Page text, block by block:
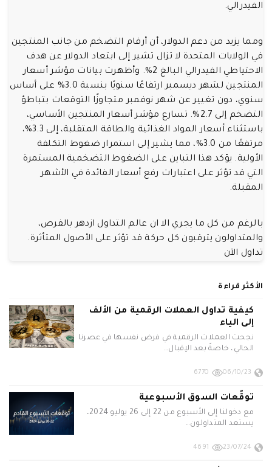
الفيدرالي.
ومما يزيد من دعم الدولار، أن أرقام التضخم من جانب المنتجين
في الولايات المتحدة لا تزال تشير إلى ابتعاد الدولار عن هدف
الاحتياطي الفيدرالي البالغ 2%. وأظهرت بيانات مؤشر أسعار
المنتجين لشهر ديسمبر ارتفاعًا سنويًا بنسبة 3.0% على أساس
سنوي، دون تغيير عن شهر نوفمبر متجاوزًا التوقعات بتباطؤ
التضخم إلى 2.7%. تسارع مؤشر أسعار المنتجين الأساسي،
باستثناء أسعار المواد الغذائية والطاقة المتقلبة، إلى 3.3%،
مرتفعًا من 3.0%، مما يشير إلى استمرار ضغوط التكلفة
الأولية. يؤكد هذا التباين على الضغوط التضخمية المستمرة
التي قد تؤثر على اعتبارات رفع أسعار الفائدة في الأشهر
المقبلة.
بالرغم من كل ما يجري الا ان عالم التداول ازدهر بالفرص،
والمتداولون يترقبون كل حركة قد تؤثر على الأصول المتأثرة.
تداول الآن
الأكثر قراءة
كيفية تداول العملات الرقمية من الألف
إلى الياء
نجحت العملات الرقمية في فرض نفسها في عصرنا
الحالي، خاصةً بعد الإقبال…
06/10/23
6770
توقّعات السوق الأسبوعية
مع دخولنا إلى الأسبوع من 22 إلى 26 يوليو 2024،
يستعد المتداولون…
23/07/24
4691